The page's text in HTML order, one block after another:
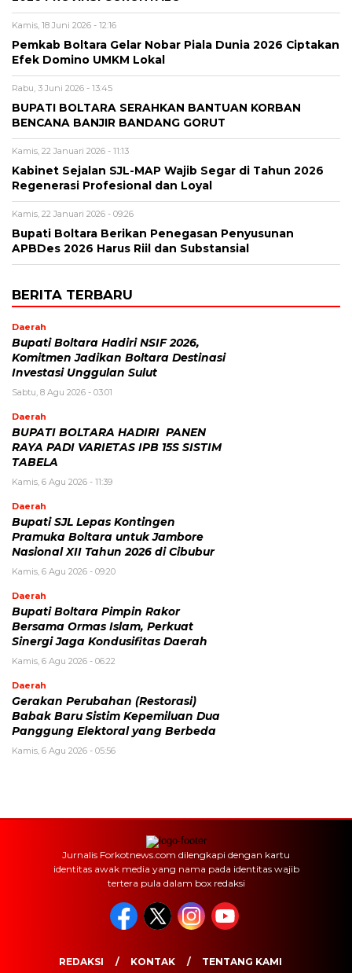
Kamis, 18 Juni 2026 - 12:16
‎Pemkab Boltara Gelar Nobar Piala Dunia 2026 Ciptakan
Efek Domino UMKM Lokal
Rabu, 3 Juni 2026 - 13:45
BUPATI BOLTARA SERAHKAN BANTUAN KORBAN
BENCANA BANJIR BANDANG GORUT
Kamis, 22 Januari 2026 - 11:13
Kabinet Sejalan SJL-MAP Wajib Segar di Tahun 2026
Regenerasi Profesional dan Loyal
Kamis, 22 Januari 2026 - 09:26
Bupati Boltara Berikan Penegasan Penyusunan
APBDes 2026 Harus Riil dan Substansial
BERITA TERBARU
Daerah
Bupati Boltara Hadiri NSIF 2026,
Komitmen Jadikan Boltara Destinasi
Investasi Unggulan Sulut
Sabtu, 8 Agu 2026 - 03:01
Daerah
BUPATI BOLTARA HADIRI PANEN
RAYA PADI VARIETAS IPB 15S SISTIM
TABELA
Kamis, 6 Agu 2026 - 11:39
Daerah
Bupati SJL Lepas Kontingen
Pramuka Boltara untuk Jambore
Nasional XII Tahun 2026 di Cibubur
Kamis, 6 Agu 2026 - 09:20
Daerah
Bupati Boltara Pimpin Rakor
Bersama Ormas Islam, Perkuat
Sinergi Jaga Kondusifitas Daerah
Kamis, 6 Agu 2026 - 06:22
Daerah
Gerakan Perubahan (Restorasi)
Babak Baru Sistim Kepemiluan Dua
Panggung Elektoral yang Berbeda
Kamis, 6 Agu 2026 - 05:56
Jurnalis Forkotnews.com dilengkapi dengan kartu
identitas awak media yang nama pada identitas wajib
tertera pula dalam box redaksi
REDAKSI KONTAK TENTANG KAMI